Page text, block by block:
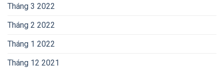
Tháng 3 2022
Tháng 2 2022
Tháng 1 2022
Tháng 12 2021